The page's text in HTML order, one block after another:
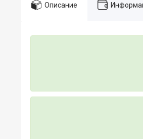
Описание